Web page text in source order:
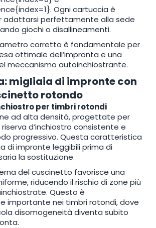
Ogni cartuccia è
perfettamente alla sede
giochi o disallineamenti.
corretto è fondamentale per
ottimale dell’impronta e una
meccanismo autoinchiostrante.
migliaia di impronte con
rotondo
per timbri rotondi
ad alta densità, progettate per
d’inchiostro consistente e
progressivo. Questa caratteristica
di impronte leggibili prima di
la sostituzione.
del cuscinetto favorisce una
riducendo il rischio di zone più
Questo è
importante nei timbri rotondi, dove
disomogeneità diventa subito